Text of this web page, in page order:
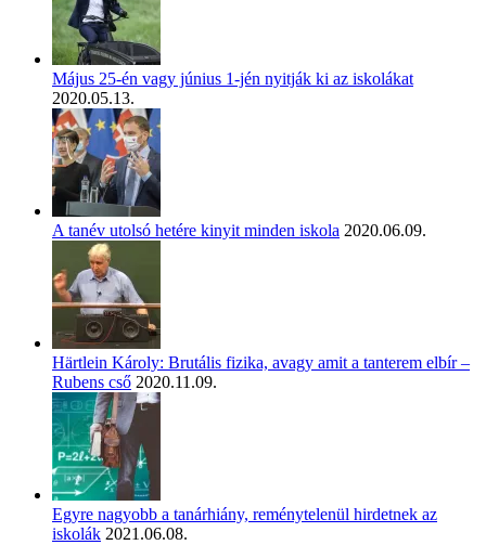
Május 25-én vagy június 1-jén nyitják ki az iskolákat
2020.05.13.
A tanév utolsó hetére kinyit minden iskola 2020.06.09.
Härtlein Károly: Brutális fizika, avagy amit a tanterem elbír –
Rubens cső 2020.11.09.
Egyre nagyobb a tanárhiány, reménytelenül hirdetnek az
iskolák 2021.06.08.